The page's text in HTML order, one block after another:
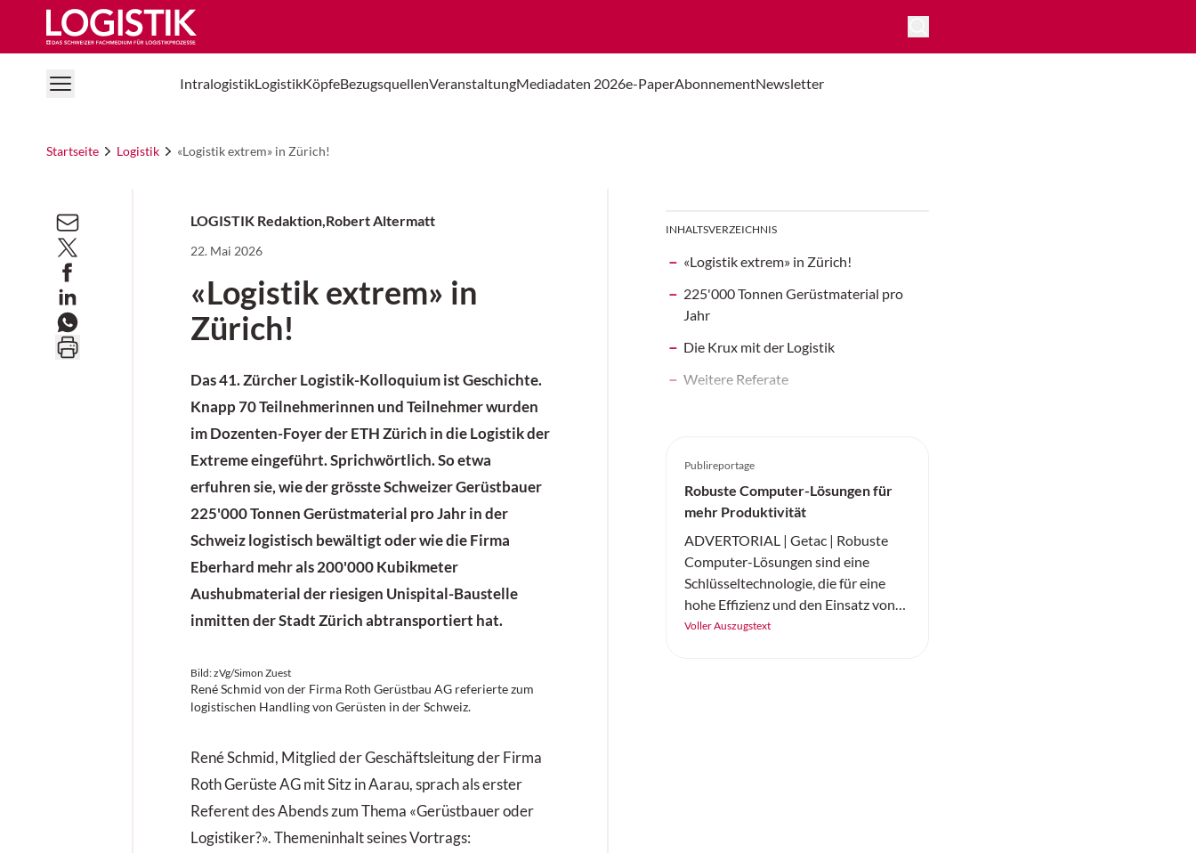
Logistik Online
IntralogistikLogistikKöpfeBezugsquellenVeranstaltungMediadaten 2026e-PaperAbonnementNewsletter
Startseite Logistik «Logistik extrem» in Zürich!
LOGISTIK Redaktion,Robert Altermatt
22. Mai 2026
«Logistik extrem» in
Zürich!
Das 41. Zürcher Logistik-Kolloquium ist Geschichte.
Knapp 70 Teilnehmerinnen und Teilnehmer wurden
im Dozenten-Foyer der ETH Zürich in die Logistik der
Extreme eingeführt. Sprichwörtlich. So etwa
erfuhren sie, wie der grösste Schweizer Gerüstbauer
225'000 Tonnen Gerüstmaterial pro Jahr in der
Schweiz logistisch bewältigt oder wie die Firma
Eberhard mehr als 200'000 Kubikmeter
Aushubmaterial der riesigen Unispital-Baustelle
inmitten der Stadt Zürich abtransportiert hat.
Bild: zVg/Simon Zuest
René Schmid von der Firma Roth Gerüstbau AG referierte zum
logistischen Handling von Gerüsten in der Schweiz.
René Schmid, Mitglied der Geschäftsleitung der Firma
Roth Gerüste AG mit Sitz in Aarau, sprach als erster
Referent des Abends zum Thema «Gerüstbauer oder
Logistiker?». Themeninhalt seines Vortrags:
INHALTSVERZEICHNIS
«Logistik extrem» in Zürich!
225'000 Tonnen Gerüstmaterial pro
Jahr
Die Krux mit der Logistik
Weitere Referate
Publireportage
Robuste Computer-Lösungen für
mehr Produktivität
ADVERTORIAL | Getac | Robuste
Computer-Lösungen sind eine
Schlüsseltechnologie, die für eine
hohe Effizienz und den Einsatz von
künstlicher Intelligenz in der Logistik
Voller Auszugstext